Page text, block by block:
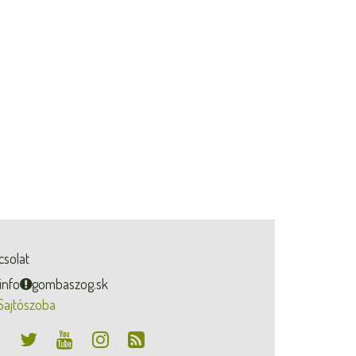
info
gombaszog.sk